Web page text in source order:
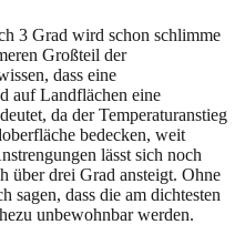
3 Grad wird schon schlimme
Großteil der
dass eine
auf Landflächen eine
da der Temperaturanstieg
bedecken, weit
lässt sich noch
über drei Grad ansteigt. Ohne
sagen, dass die am dichtesten
unbewohnbar werden.